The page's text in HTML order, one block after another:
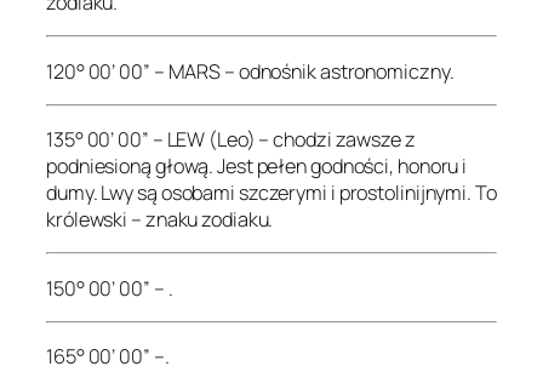
120° 00’ 00” – MARS – odnośnik astronomiczny.
135° 00’ 00” – LEW (Leo) – chodzi zawsze z
podniesioną głową. Jest pełen godności, honoru i
dumy. Lwy są osobami szczerymi i prostolinijnymi. To
królewski – znaku zodiaku.
150° 00’ 00” – .
165° 00’ 00” –.